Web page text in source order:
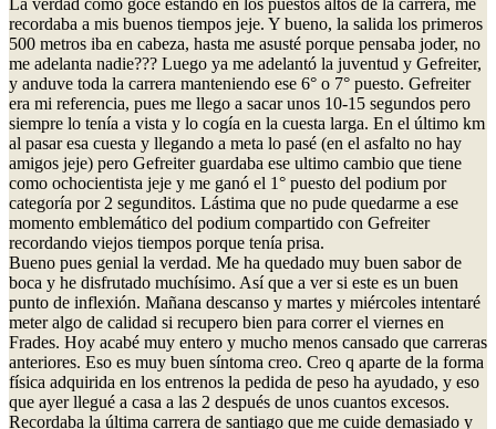
recordaba a mis buenos tiempos jeje. Y bueno, la salida los primeros
500 metros iba en cabeza, hasta me asusté porque pensaba joder, no
me adelanta nadie??? Luego ya me adelantó la juventud y Gefreiter,
y anduve toda la carrera manteniendo ese 6° o 7° puesto. Gefreiter
era mi referencia, pues me llego a sacar unos 10-15 segundos pero
siempre lo tenía a vista y lo cogía en la cuesta larga. En el último km
al pasar esa cuesta y llegando a meta lo pasé (en el asfalto no hay
amigos jeje) pero Gefreiter guardaba ese ultimo cambio que tiene
como ochocientista jeje y me ganó el 1° puesto del podium por
categoría por 2 segunditos. Lástima que no pude quedarme a ese
momento emblemático del podium compartido con Gefreiter
recordando viejos tiempos porque tenía prisa.
Bueno pues genial la verdad. Me ha quedado muy buen sabor de
boca y he disfrutado muchísimo. Así que a ver si este es un buen
punto de inflexión. Mañana descanso y martes y miércoles intentaré
meter algo de calidad si recupero bien para correr el viernes en
Frades. Hoy acabé muy entero y mucho menos cansado que carreras
anteriores. Eso es muy buen síntoma creo. Creo q aparte de la forma
física adquirida en los entrenos la pedida de peso ha ayudado, y eso
que ayer llegué a casa a las 2 después de unos cuantos excesos.
Recordaba la última carrera de santiago que me cuide demasiado y